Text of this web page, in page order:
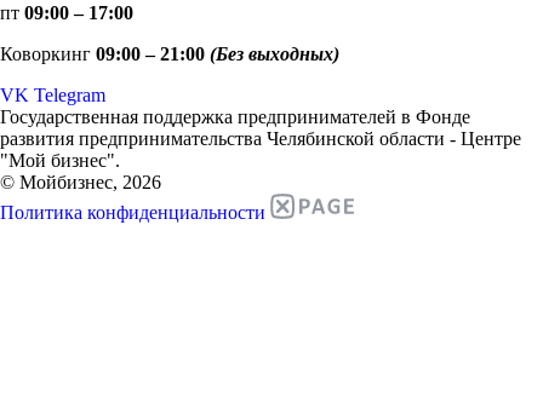
пт 09:00 – 17:00
Коворкинг 09:00 – 21:00 (Без выходных)
VK Telegram
Государственная поддержка предпринимателей в Фонде
развития предпринимательства Челябинской области - Центре
"Мой бизнес".
© Мойбизнес, 2026
Политика конфиденциальности